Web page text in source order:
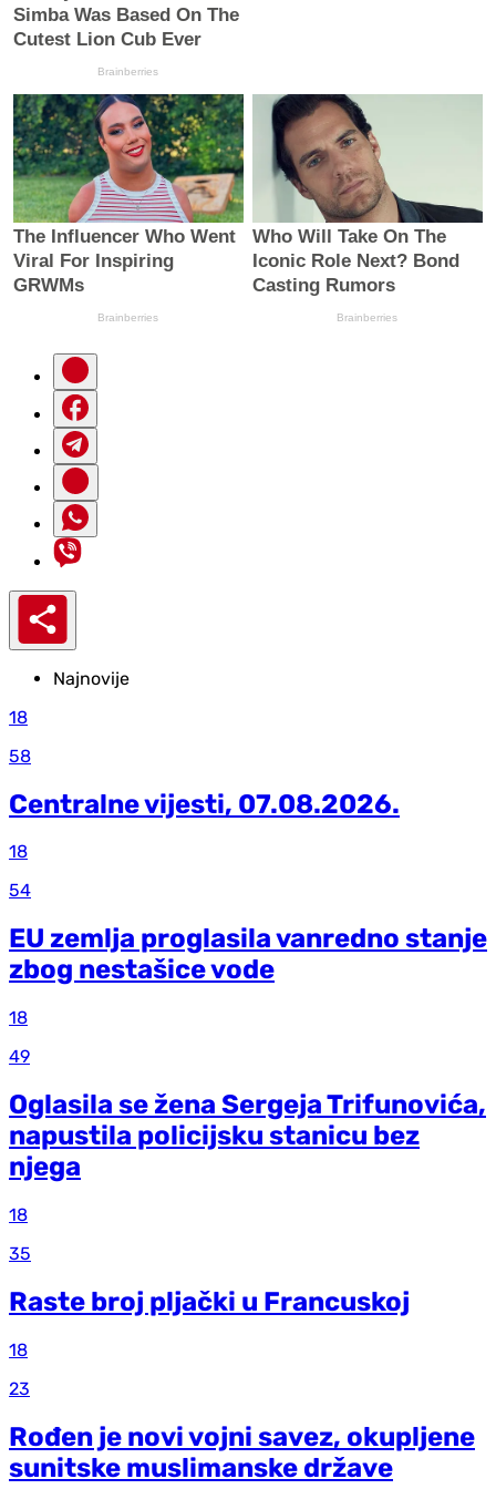
Najnovije
18
58
Centralne vijesti, 07.08.2026.
18
54
EU zemlja proglasila vanredno stanje
zbog nestašice vode
18
49
Oglasila se žena Sergeja Trifunovića,
napustila policijsku stanicu bez
njega
18
35
Raste broj pljački u Francuskoj
18
23
Rođen je novi vojni savez, okupljene
sunitske muslimanske države